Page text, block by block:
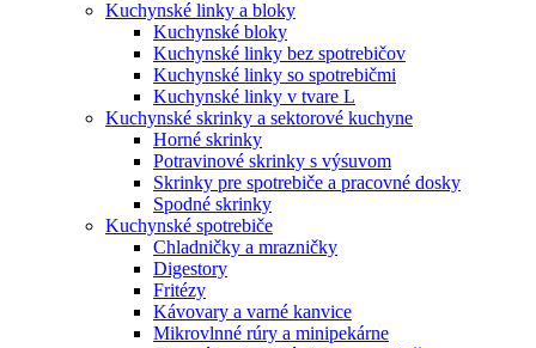
Kuchynské linky a bloky
Kuchynské bloky
Kuchynské linky bez spotrebičov
Kuchynské linky so spotrebičmi
Kuchynské linky v tvare L
Kuchynské skrinky a sektorové kuchyne
Horné skrinky
Potravinové skrinky s výsuvom
Skrinky pre spotrebiče a pracovné dosky
Spodné skrinky
Kuchynské spotrebiče
Chladničky a mrazničky
Digestory
Fritézy
Kávovary a varné kanvice
Mikrovlnné rúry a minipekárne